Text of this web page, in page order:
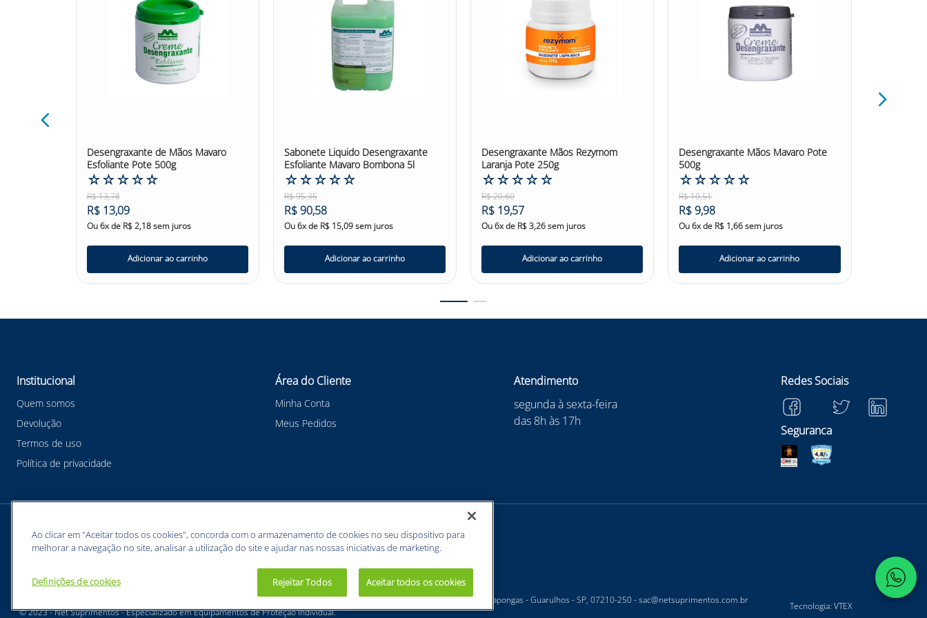
Confira outras categorias de Sabonete de Segurança! #sabonetedesegurança #sabonetedesegurançanutriex #sabonetenutriex #nutriex
#sabonetedesdengraxantenutriex #EPI
Desengraxante de Mãos Mavaro
Esfoliante Pote 500g
☆☆☆☆☆
R$13,78
R$ 13,09
Ou6x de R$ 2,18sem juros
Adicionar ao carrinho
Sabonete Liquido Desengraxante
Esfoliante Mavaro Bombona 5l
☆☆☆☆☆
R$95,35
R$90,58
Ou6x de R$ 15,09sem juros
Adicionar ao carrinho
Desengraxante Mãos Rezymom
Laranja Pote 250g
☆☆☆☆☆
R$20,60
R$ 19,57
Ou6x de R$3,26sem juros
Adicionar ao carrinho
Desengraxante Mãos Mavaro Pote
500g
☆☆☆☆☆
R$10,51
R$9,98
Ou6x de R$ 1,66sem juros
Adicionar ao carrinho
Institucional
Quem somos
Devolução
Termos de uso
Política de privacidade
Área do Cliente
Minha Conta
Meus Pedidos
Atendimento
segunda à sexta-feira
das 8h às 17h
Redes Sociais
Seguranca
Meios de pagamentos
BUNZL EQUIPAMENTOS PARA PROTEÇÃO INDIVIDUAL. - CNPJ: 43.854.777/0001-26 - Estrada Velha Guarulhos, 5135 - Jardim Arapongas - Guarulhos - SP, 07210-250 -sac@netsuprimentos.com.br
© 2023 - Net Suprimentos - Especializado em Equipamentos de Proteção Individual.
Tecnologia: VTEX
Ao clicar em "Aceitar todos os cookies", concorda com o armazenamento de cookies no seu dispositivo para
melhorar a navegação no site, analisar a utilização do site e ajudar nas nossas iniciativas de marketing.
Definições de cookies Rejeitar Todos Aceitar todos os cookies